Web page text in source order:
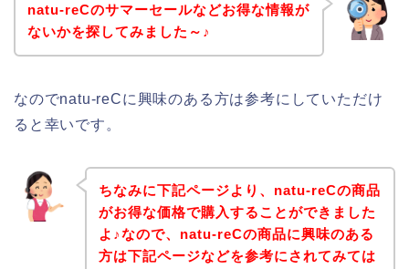
natu-reCのサマーセールなどお得な情報が
ないかを探してみました～♪
なのでnatu-reCに興味のある方は参考にしていただけ
ると幸いです。
ちなみに下記ページより、natu-reCの商品
がお得な価格で購入することができました
よ♪なので、natu-reCの商品に興味のある
方は下記ページなどを参考にされてみては